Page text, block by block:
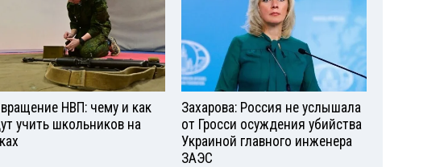
НВП: чему и как
учить школьников на
Захарова: Россия не услышала
от Гросси осуждения убийства
Украиной главного инженера
ЗАЭС